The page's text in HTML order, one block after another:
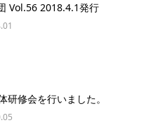
Vol.56 2018.4.1発行
研修会を行いました。